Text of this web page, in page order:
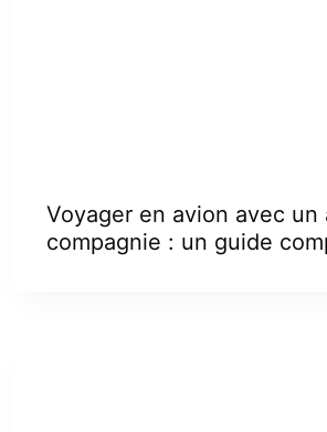
Voyager en avion avec un
compagnie : un guide